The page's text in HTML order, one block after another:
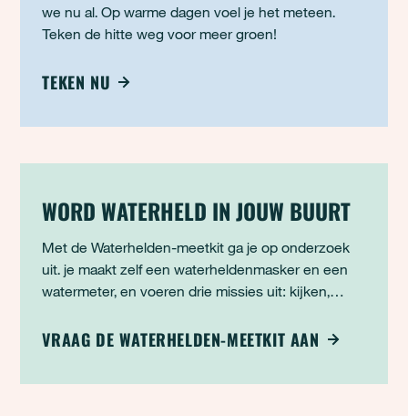
we nu al. Op warme dagen voel je het meteen.
Teken de hitte weg voor meer groen!
TEKEN NU
WORD WATERHELD IN JOUW BUURT
Met de Waterhelden-meetkit ga je op onderzoek
uit. je maakt zelf een waterheldenmasker en een
watermeter, en voeren drie missies uit: kijken,
water.
VRAAG DE WATERHELDEN-MEETKIT AAN